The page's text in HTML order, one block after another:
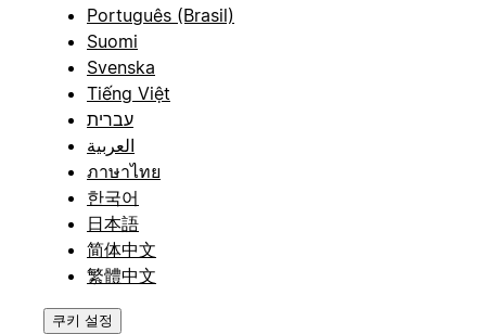
Português (Brasil)
Suomi
Svenska
Tiếng Việt
עברית
العربية
ภาษาไทย
한국어
日本語
简体中文
繁體中文
쿠키 설정